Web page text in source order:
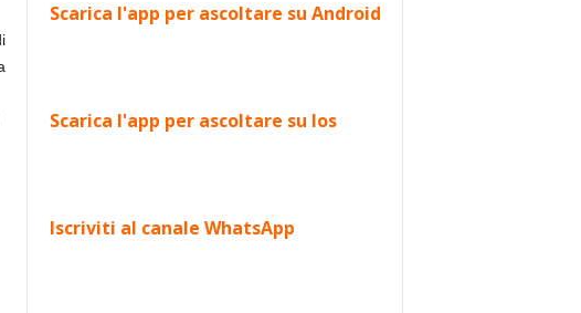
Scarica l'app per ascoltare su Android
Scarica l'app per ascoltare su Ios
Iscriviti al canale WhatsApp